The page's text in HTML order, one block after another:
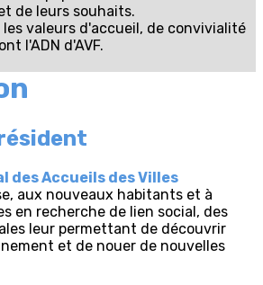
de leurs souhaits.
les valeurs d'accueil, de convivialité
l'ADN d'AVF.
des Accueils des Villes
aux nouveaux habitants et à
en recherche de lien social, des
leur permettant de découvrir
et de nouer de nouvelles